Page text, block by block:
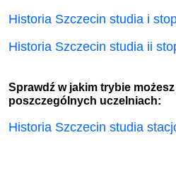
Historia Szczecin studia i
Historia Szczecin studia ii
Sprawdź w jakim trybie
poszczególnych uczelniach:
Historia Szczecin studia